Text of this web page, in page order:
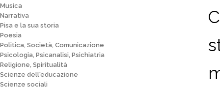
Musica
Narrativa
Pisa e la sua storia
Poesia
Politica, Società, Comunicazione
Psicologia, Psicanalisi, Psichiatria
Religione, Spiritualità
Scienze dell'educazione
Scienze sociali